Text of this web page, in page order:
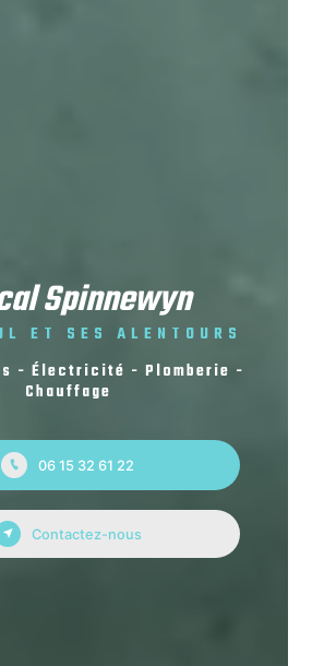
Spinnewyn
ET SES ALENTOURS
- Électricité - Plomberie -
Chauffage
06 15 32 61 22
Contactez-nous